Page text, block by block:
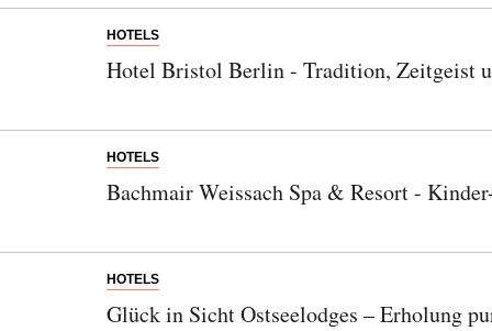
HOTELS
Hotel Bristol Berlin - Tradition, Zeitgeist
HOTELS
Bachmair Weissach Spa & Resort -
HOTELS
Glück in Sicht Ostseelodges – Erholung